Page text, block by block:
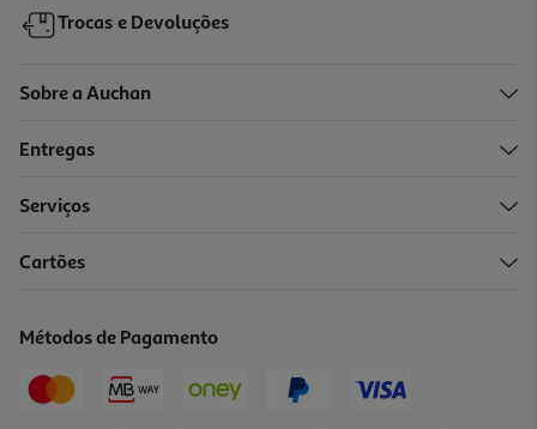
Trocas e Devoluções
Sobre a Auchan
Entregas
Serviços
Cartões
Métodos de Pagamento